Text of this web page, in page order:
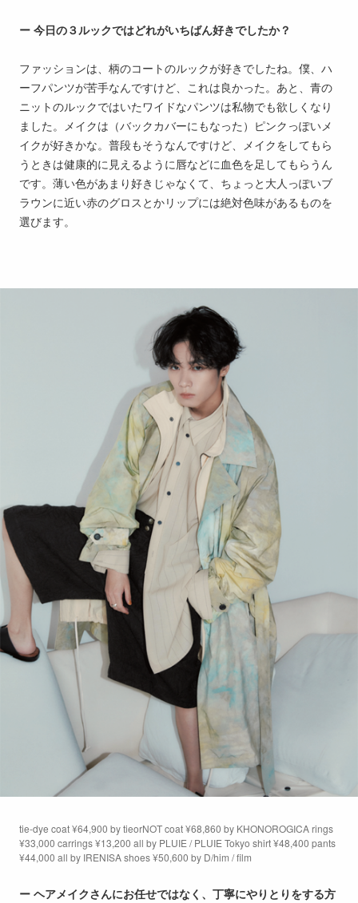
ー 今日の３ルックではどれがいちばん好きでしたか？
ファッションは、柄のコートのルックが好きでしたね。僕、ハ
ーフパンツが苦手なんですけど、これは良かった。あと、青の
ニットのルックではいたワイドなパンツは私物でも欲しくなり
ました。メイクは（バックカバーにもなった）ピンクっぽいメ
イクが好きかな。普段もそうなんですけど、メイクをしてもら
うときは健康的に見えるように唇などに血色を足してもらうん
です。薄い色があまり好きじゃなくて、ちょっと大人っぽいブ
ラウンに近い赤のグロスとかリップには絶対色味があるものを
選びます。
tie-dye coat ¥64,900 by tieorNOT coat ¥68,860 by KHONOROGICA rings
¥33,000 carrings ¥13,200 all by PLUIE / PLUIE Tokyo shirt ¥48,400 pants
¥44,000 all by IRENISA shoes ¥50,600 by D/him / film
ー ヘアメイクさんにお任せではなく、丁寧にやりとりをする方